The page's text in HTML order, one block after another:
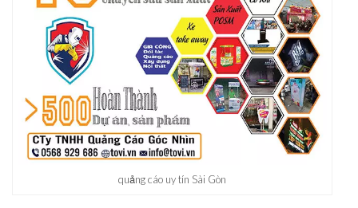
quảng cáo uy tín Sài Gòn